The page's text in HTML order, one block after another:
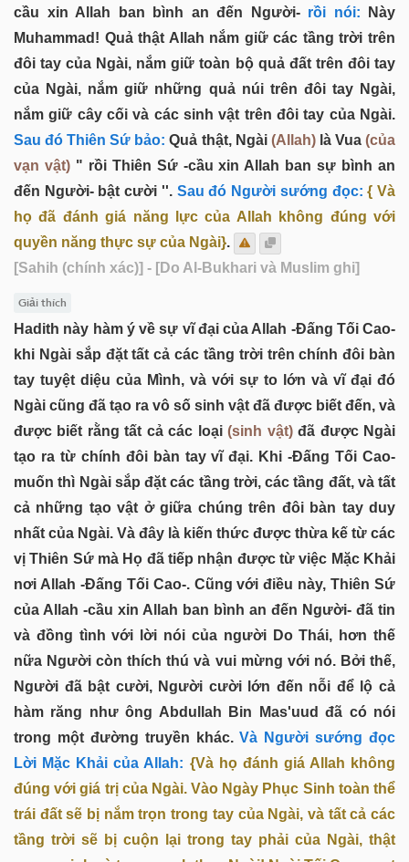
cầu xin Allah ban bình an đến Người-rồi nói: Này
Muhammad! Quả thật Allah nắm giữ các tầng trời trên
đôi tay của Ngài, nắm giữ toàn bộ quả đất trên đôi tay
của Ngài, nắm giữ những quả núi trên đôi tay Ngài,
nắm giữ cây cối và các sinh vật trên đôi tay của Ngài.
Sau đó Thiên Sứ bảo: Quả thật, Ngài (Allah)là Vua (của
vạn vật)" rồi Thiên Sứ -cầu xin Allah ban sự bình an
đến Người- bật cười ''.Sau đó Người sướng đọc: { Và
họ đã đánh giá năng lực của Allah không đúng với
quyền năng thực sự của Ngài}.
[Sahih (chính xác)] - [Do Al-Bukhari và Muslim ghi]
Giải thích
Hadith này hàm ý về sự vĩ đại của Allah -Đấng Tối Cao-
khi Ngài sắp đặt tất cả các tầng trời trên chính đôi bàn
tay tuyệt diệu của Mình, và với sự to lớn và vĩ đại đó
Ngài cũng đã tạo ra vô số sinh vật đã được biết đến, và
được biết rằng tất cả các loại(sinh vật)đã được Ngài
tạo ra từ chính đôi bàn tay vĩ đại. Khi -Đấng Tối Cao-
muốn thì Ngài sắp đặt các tầng trời, các tầng đất, và tất
cả những tạo vật ở giữa chúng trên đôi bàn tay duy
nhất của Ngài. Và đây là kiến thức được thừa kế từ các
vị Thiên Sứ mà Họ đã tiếp nhận được từ việc Mặc Khải
nơi Allah -Đấng Tối Cao-. Cũng với điều này, Thiên Sứ
của Allah -cầu xin Allah ban bình an đến Người- đã tin
và đồng tình với lời nói của người Do Thái, hơn thế
nữa Người còn thích thú và vui mừng với nó. Bởi thế,
Người đã bật cười, Người cười lớn đến nỗi để lộ cả
hàm răng như ông Abdullah Bin Mas'uud đã có nói
trong một đường truyền khác.Và Người sướng đọc
Lời Mặc Khải của Allah: {Và họ đánh giá Allah không
đúng với giá trị của Ngài. Vào Ngày Phục Sinh toàn thể
trái đất sẽ bị nắm trọn trong tay của Ngài, và tất cả các
tầng trời sẽ bị cuộn lại trong tay phải của Ngài, thật